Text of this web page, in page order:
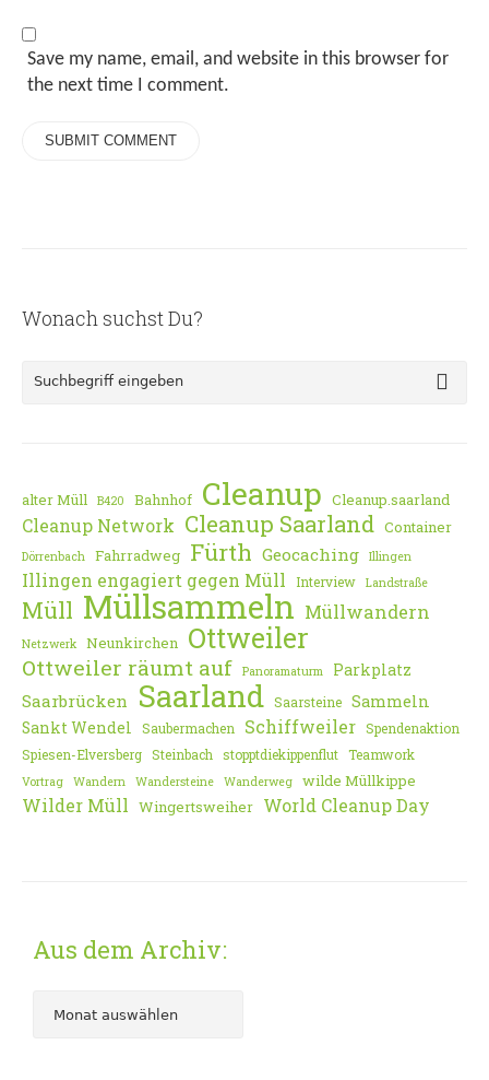
Save my name, email, and website in this browser for
the next time I comment.
Wonach suchst Du?
alter Müll B420 Bahnhof Cleanup Cleanup.saarland
Cleanup Network Cleanup Saarland Container
Dörrenbach Fahrradweg Fürth Geocaching Illingen
Illingen engagiert gegen Müll Interview Landstraße
Müll Müllsammeln Müllwandern
Netzwerk Neunkirchen Ottweiler
Ottweiler räumt auf Panoramaturm Parkplatz
Saarbrücken Saarland Saarsteine Sammeln
Sankt Wendel
Saubermachen Schiffweiler Spendenaktion
Spiesen-Elversberg Steinbach stopptdiekippenflut Teamwork
Vortrag Wandern Wandersteine Wanderweg wilde Müllkippe
Wilder Müll Wingertsweiher World Cleanup Day
Aus dem Archiv: